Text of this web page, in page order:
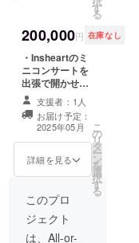
場、音響設備、
音響スタッフ、
プロジェク
ター、スクリー
ンなどのご用意
は主催者様にて
お願い致しま
す。 ※ミニコン
サートの入場料
定していただい
て構いません。
料（学校、施設
など） ・チャリ
ティーコンサー
ト ・通常コン
いただくことが
可能です。 ご希
望の方は、11時
30分にお越しい
ただくようお願
いします。 詳細
日時 2025年6
月14日（土） 14
時開場、15時開
演 会場 ゲバン
トホール 広島県
広島市中区本川
レス21 5F Tell
082-503-1711
前方指定席とな
ります。 ※3歳未
す
る
200,000円 在庫なし
・Insheartのミ
ニコンサートを
出張で開かせて
いただきます。
〜注意点〜 ※日
程は
Insheart（イン
スハート）の都
合に合う、土
を検討されてい
る方は、必ず日
程および詳細を
事前にお問い合
支援者：1人
お届け予定：
2025年05月
詳細を見る
こ
の
リ
タ
ー
ン
を
選
択
す
る
このプロ
ジェクト
は、All-or-